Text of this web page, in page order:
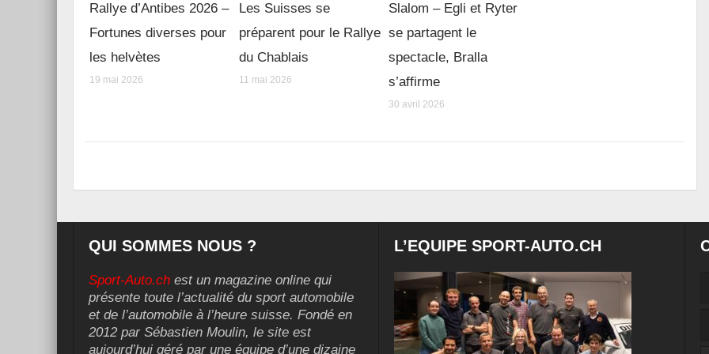
Rallye d’Antibes 2026 –
Fortunes diverses pour
les helvètes
19 mai 2026
Les Suisses se
préparent pour le Rallye
du Chablais
11 mai 2026
Slalom – Egli et Ryter
se partagent le
spectacle, Bralla
s’affirme
30 avril 2026
QUI SOMMES NOUS ?
Sport-Auto.ch est un magazine online qui
présente toute l’actualité du sport automobile
et de l’automobile à l’heure suisse. Fondé en
2012 par Sébastien Moulin, le site est
aujourd’hui géré par une équipe d’une dizaine
L’EQUIPE SPORT-AUTO.CH